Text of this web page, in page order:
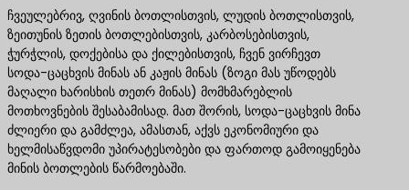
ჩვეულებრივ, ღვინის ბოთლისთვის, ლუდის ბოთლისთვის,
ზეითუნის ზეთის ბოთლებისთვის, კარბოსებისთვის,
ჭურჭლის, დოქებისა და ქილებისთვის, ჩვენ ვირჩევთ
სოდა-ცაცხვის მინას ან კაჟის მინას (ზოგი მას უწოდებს
მაღალი ხარისხის თეთრ მინას) მომხმარებლის
მოთხოვნების შესაბამისად. მათ შორის, სოდა-ცაცხვის მინა
ძლიერი და გამძლეა, ამასთან, აქვს ეკონომიური და
ხელმისაწვდომი უპირატესობები და ფართოდ გამოიყენება
მინის ბოთლების წარმოებაში.